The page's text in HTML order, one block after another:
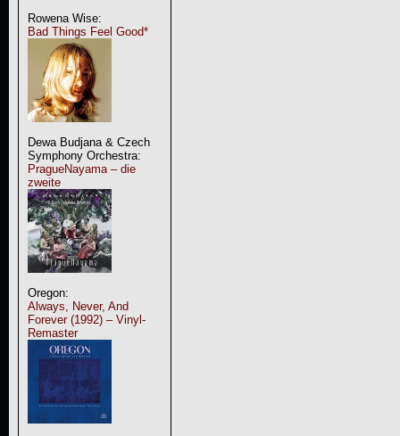
Rowena Wise:
Bad Things Feel Good*
Dewa Budjana & Czech
Symphony Orchestra:
PragueNayama – die
zweite
Oregon:
Always, Never, And
Forever (1992) – Vinyl-
Remaster